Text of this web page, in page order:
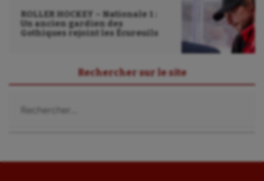
ROLLER HOCKEY – Nationale 1 :
Un ancien gardien des
Gothiques rejoint les Écureuils
Rechercher sur le site